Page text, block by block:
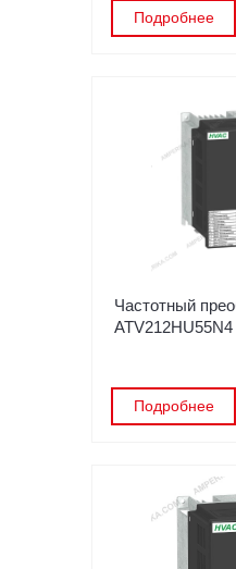
Подробнее
Частотный
Подробнее